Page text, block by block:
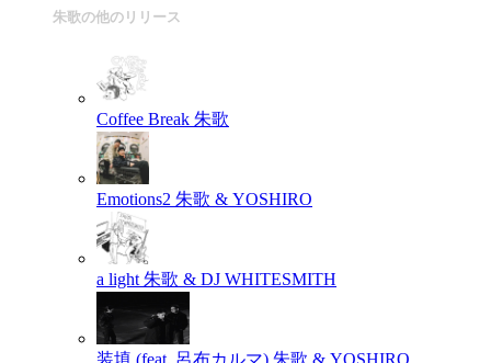
朱歌の他のリリース
Coffee Break 朱歌
Emotions2 朱歌 & YOSHIRO
a light 朱歌 & DJ WHITESMITH
装填 (feat. 呂布カルマ) 朱歌 & YOSHIRO